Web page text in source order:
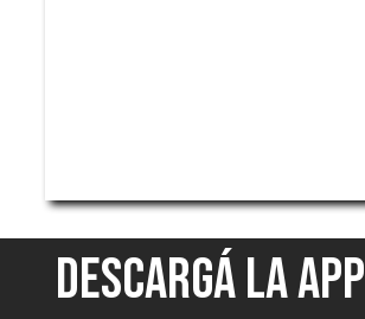
DESCARGÁ LA APP